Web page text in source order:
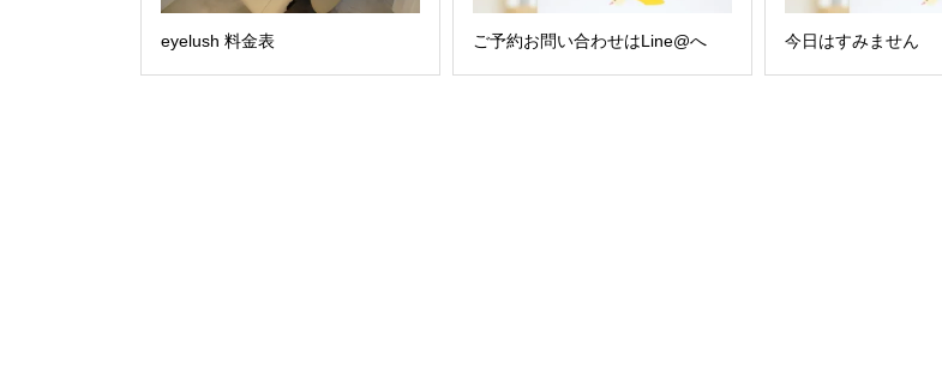
eyelush 料金表 ご予約お問い合わせはLine@へ 今日はすみません